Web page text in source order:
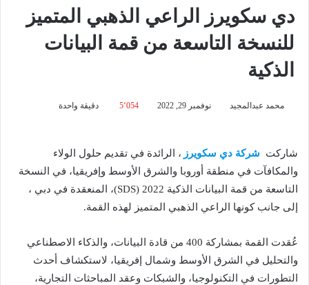
دي سكويرز الراعي الذهبي المتميز
للنسخة التاسعة من قمة البيانات
الذكية
محمد عبدالمجيد نوفمبر 29, 2022 5٬054 دقيقة واحدة
شاركت شركة دي سكويرز ، الرائدة في تقديم حلول الولاء
والمكافآت في منطقة أوروبا والشرق الأوسط وإفريقيا، في النسخة
التاسعة من قمة البيانات الذكية 2022 (SDS)، المنعقدة في دبي ،
إلى جانب كونها الراعي الذهبي المتميز لهذه القمة.
عُقدت القمة بمشاركة 400 من قادة البيانات، والذكاء الاصطناعي
والتحليل في الشرق الأوسط وشمال إفريقيا، لاستكشاف أحدث
التطورات في التكنولوجيا، والشبكات وعقد المباحثات التجارية،